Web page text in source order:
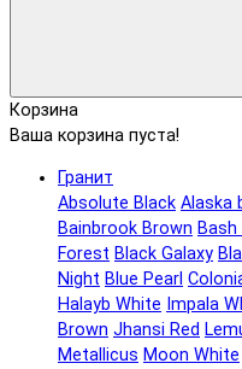
Корзина
Ваша корзина пуста!
Гранит
Absolute Black Alaska
Bainbrook Brown
Forest Black Galaxy
Night Blue Pearl
Halayb White Impala
Brown Jhansi Red
Metallicus Moon White